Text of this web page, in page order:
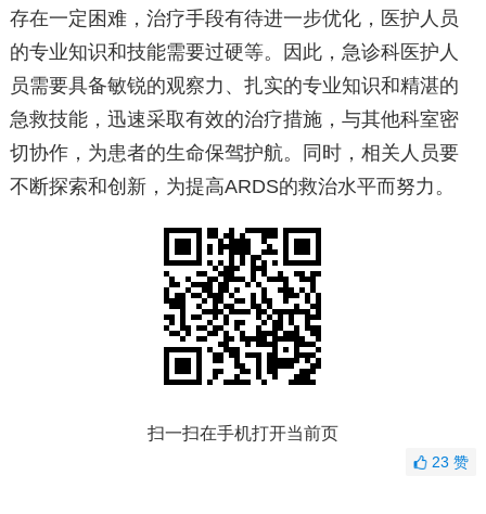
存在一定困难，治疗手段有待进一步优化，医护人员
的专业知识和技能需要过硬等。因此，急诊科医护人
员需要具备敏锐的观察力、扎实的专业知识和精湛的
急救技能，迅速采取有效的治疗措施，与其他科室密
切协作，为患者的生命保驾护航。同时，相关人员要
不断探索和创新，为提高ARDS的救治水平而努力。
扫一扫在手机打开当前页
23赞